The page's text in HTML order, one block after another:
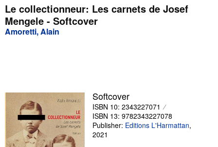
My Purchases
Advanced Search
Textbooks
Sellers
Start Selling
Help
Le collectionneur: Les carnets de Josef
Mengele - Softcover
Amoretti, Alain
Softcover
ISBN 10: 2343227071
ISBN 13: 9782343227078
Publisher: Editions L'Harmattan,
2021